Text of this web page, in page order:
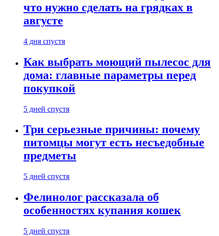
что нужно сделать на грядках в
августе
4 дня спустя
Как выбрать моющий пылесос для
дома: главные параметры перед
покупкой
5 дней спустя
Три серьезные причины: почему
питомцы могут есть несъедобные
предметы
5 дней спустя
Фелинолог рассказала об
особенностях купания кошек
5 дней спустя